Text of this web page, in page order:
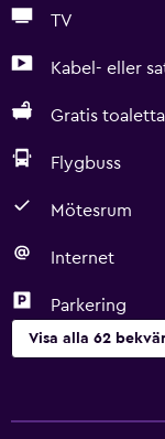
TV
Kabel- eller
Gratis
Flygbuss
Mötesrum
Internet
Parkering
Visa alla 62
Gratis WiFi